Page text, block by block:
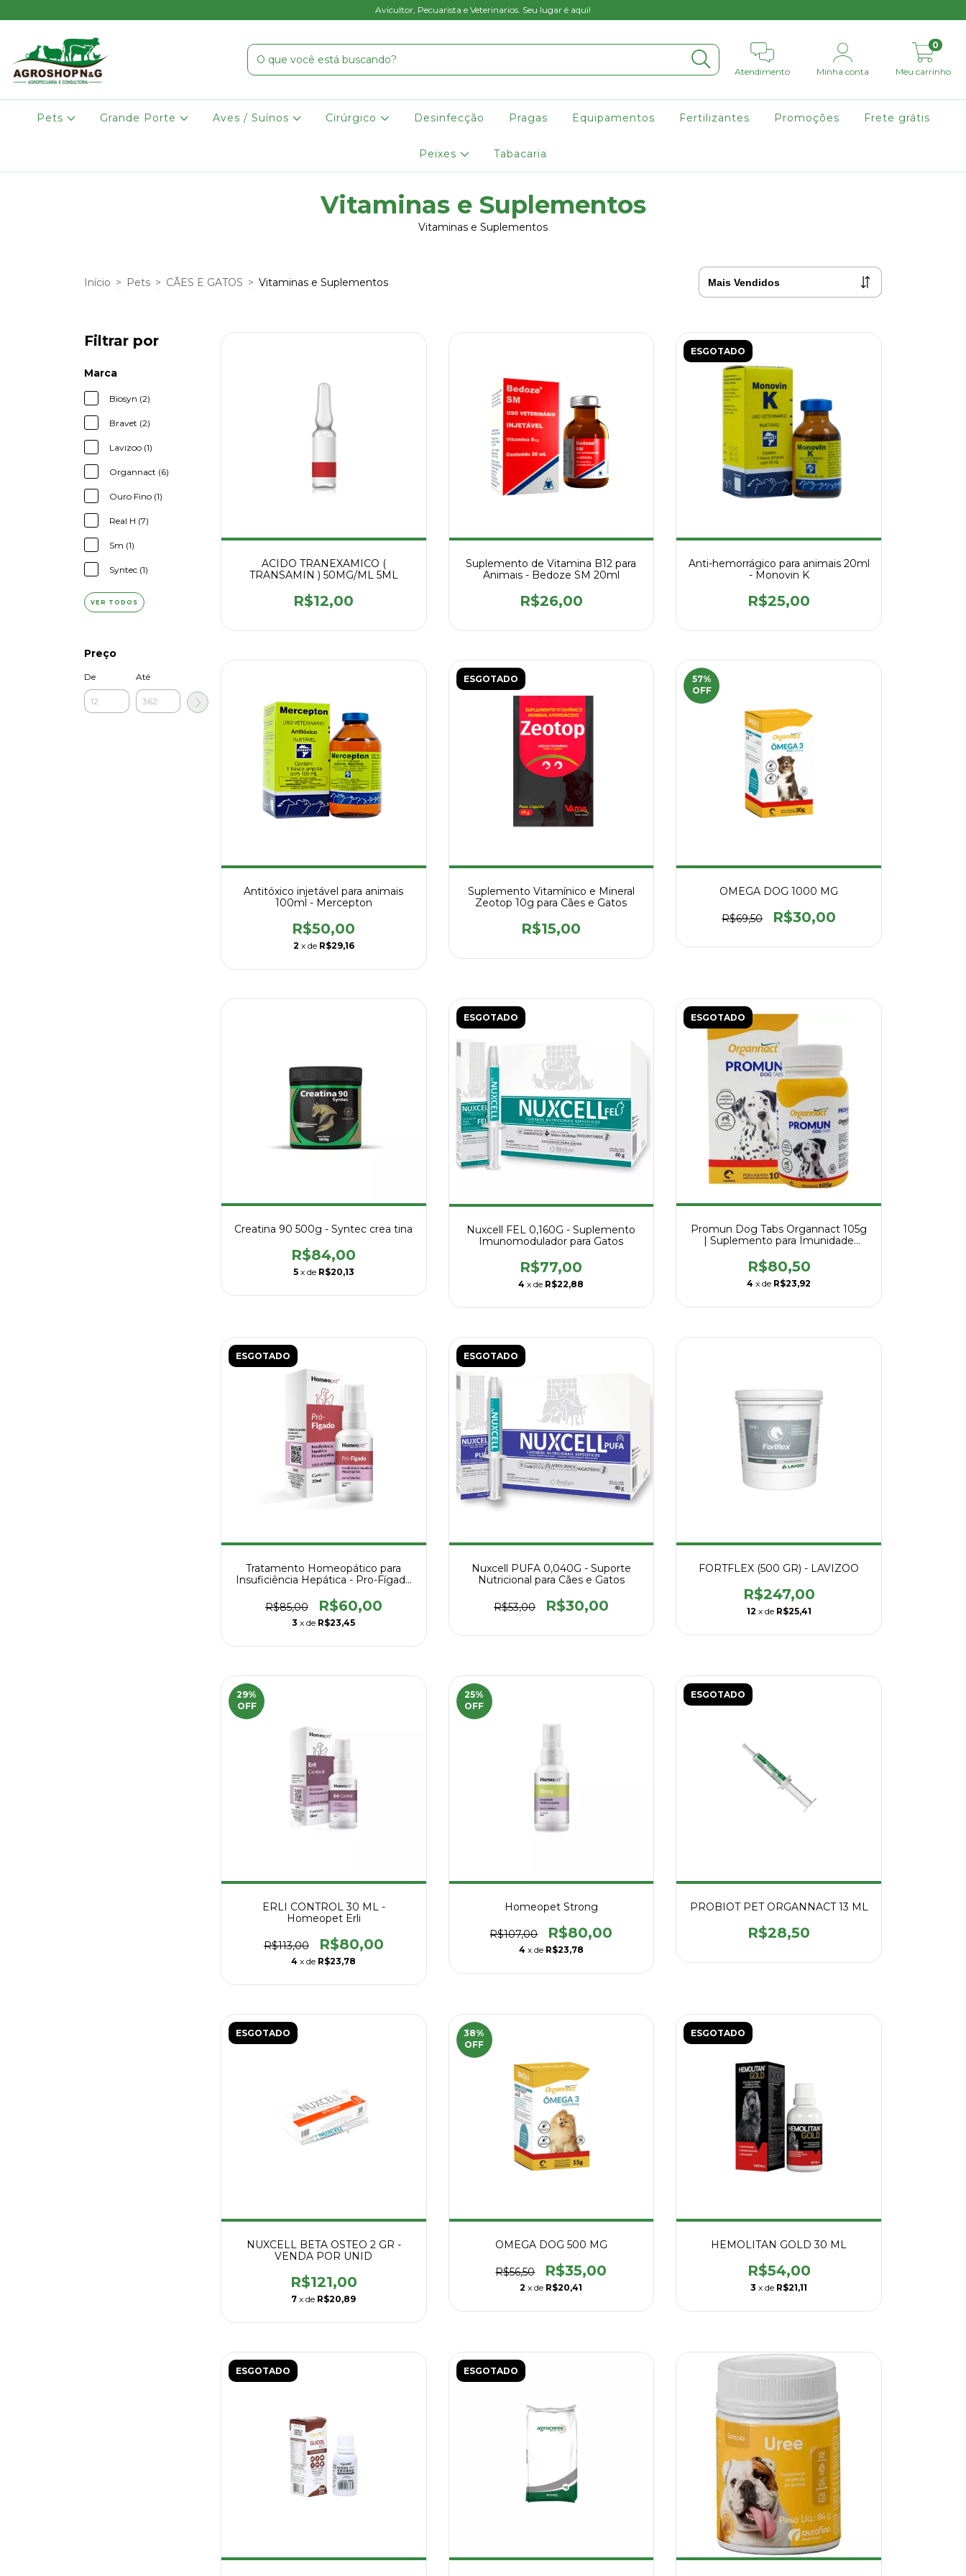
Avicultor, Pecuarista e Veterinarios. Seu lugar é aqui!
Atendimento Minha conta Meu carrinho
0
Pets Grande Porte Aves / Suínos Cirúrgico Desinfecção Pragas Equipamentos Fertilizantes Promoções Frete grátis
Peixes Tabacaria
Vitaminas e Suplementos
Vitaminas e Suplementos
Início > Pets > CÃES E GATOS > Vitaminas e Suplementos
Filtrar por
Marca
Biosyn (2)
Bravet (2)
Lavizoo (1)
Organnact (6)
Ouro Fino (1)
Real H (7)
Sm (1)
Syntec (1)
VER TODOS
Preço
De Até
ACIDO TRANEXAMICO (
TRANSAMIN ) 50MG/ML 5ML
R$12,00
Suplemento de Vitamina B12 para
Animais - Bedoze SM 20ml
R$26,00
ESGOTADO
Anti-hemorrágico para animais 20ml
- Monovin K
R$25,00
Antitóxico injetável para animais
100ml - Mercepton
R$50,00
2 x de R$29,16
ESGOTADO
Suplemento Vitamínico e Mineral
Zeotop 10g para Cães e Gatos
R$15,00
57%
OFF
OMEGA DOG 1000 MG
R$69,50 R$30,00
Creatina 90 500g - Syntec crea tina
R$84,00
5 x de R$20,13
ESGOTADO
Nuxcell FEL 0,160G - Suplemento
Imunomodulador para Gatos
R$77,00
4 x de R$22,88
ESGOTADO
Promun Dog Tabs Organnact 105g
| Suplemento para Imunidade
R$80,50
4 x de R$23,92
ESGOTADO
Tratamento Homeopático para
Insuficiência Hepática - Pro-Fígado
R$85,00
R$60,00
3 x de R$23,45
ESGOTADO
Nuxcell PUFA 0,040G - Suporte
Nutricional para Cães e Gatos
R$53,00 R$30,00
FORTFLEX (500 GR) - LAVIZOO
R$247,00
12 x de R$25,41
29%
OFF
ERLI CONTROL 30 ML -
Homeopet Erli
R$113,00 R$80,00
4 x de R$23,78
25%
OFF
Homeopet Strong
R$107,00 R$80,00
4 x de R$23,78
ESGOTADO
PROBIOT PET ORGANNACT 13 ML
R$28,50
ESGOTADO
NUXCELL BETA OSTEO 2 GR -
VENDA POR UNID
R$121,00
7 x de R$20,89
38%
OFF
OMEGA DOG 500 MG
R$56,50 R$35,00
2 x de R$20,41
ESGOTADO
HEMOLITAN GOLD 30 ML
R$54,00
3 x de R$21,11
ESGOTADO ESGOTADO